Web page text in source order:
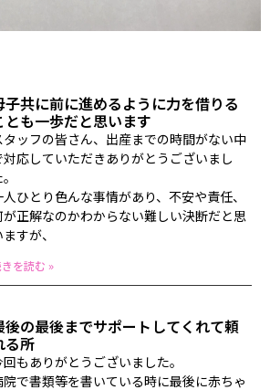
子共に前に進めるように力を借りる
とも一歩だと思います
タッフの皆さん、出産までの時間がない中
対応していただきありがとうございまし
人ひとり色んな事情があり、不安や責任、
が正解なのかわからない難しい決断だと思
すが、
を読む »
後の最後までサポートしてくれて頼
る所
回もありがとうございました。
院で書類等を書いている時に最後に赤ちゃ